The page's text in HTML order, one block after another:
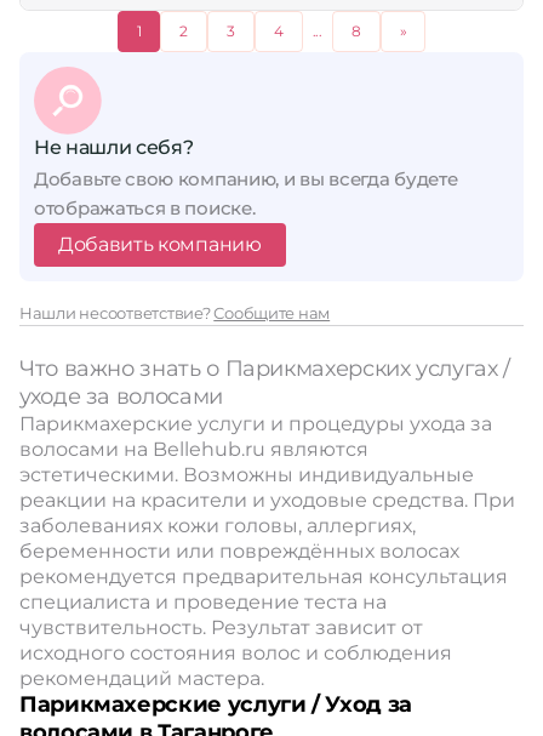
1 2 3 4 8 »
Не нашли себя?
Добавьте свою компанию, и вы всегда будете
отображаться в поиске.
Добавить компанию
Нашли несоответствие?Сообщите нам
Что важно знать о Парикмахерских услугах /
уходе за волосами
Парикмахерские услуги и процедуры ухода за
волосами на Bellehub.ru являются
эстетическими. Возможны индивидуальные
реакции на красители и уходовые средства. При
заболеваниях кожи головы, аллергиях,
беременности или повреждённых волосах
рекомендуется предварительная консультация
специалиста и проведение теста на
чувствительность. Результат зависит от
исходного состояния волос и соблюдения
рекомендаций мастера.
Парикмахерские услуги / Уход за